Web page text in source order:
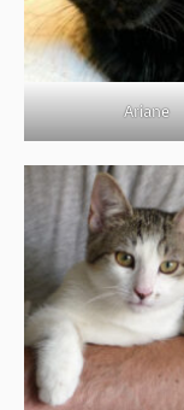
Ariane